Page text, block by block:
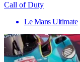
Call of Duty
Le Mans Ultimate